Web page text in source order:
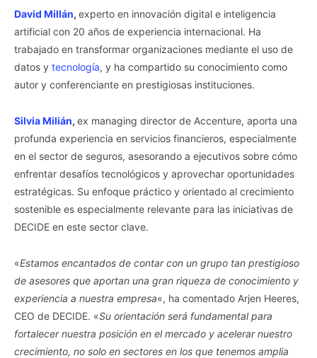
David Millán, experto en innovación digital e inteligencia
artificial con 20 años de experiencia internacional. Ha
trabajado en transformar organizaciones mediante el uso de
datos y tecnología, y ha compartido su conocimiento como
autor y conferenciante en prestigiosas instituciones.
Silvia Milián, ex managing director de Accenture, aporta una
profunda experiencia en servicios financieros, especialmente
en el sector de seguros, asesorando a ejecutivos sobre cómo
enfrentar desafíos tecnológicos y aprovechar oportunidades
estratégicas. Su enfoque práctico y orientado al crecimiento
sostenible es especialmente relevante para las iniciativas de
DECIDE en este sector clave.
«Estamos encantados de contar con un grupo tan prestigioso
de asesores que aportan una gran riqueza de conocimiento y
experiencia a nuestra empresa«, ha comentado Arjen Heeres,
CEO de DECIDE. «Su orientación será fundamental para
fortalecer nuestra posición en el mercado y acelerar nuestro
crecimiento, no solo en sectores en los que tenemos amplia